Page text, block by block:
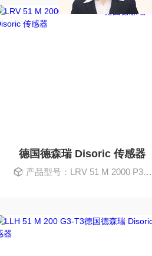
德国德森瑞 Disoric 传感器
产品型号：LRV 51 M 2000 P3K-TSSL